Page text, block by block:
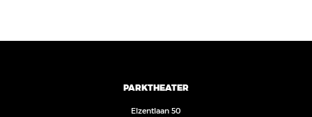
PARKTHEATER
Elzentlaan 50